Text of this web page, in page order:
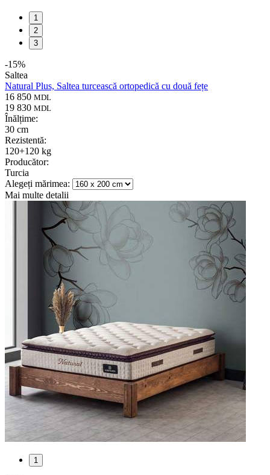
1
2
3
-15%
Saltea
Natural Plus, Saltea turcească ortopedică cu două fețe
16 850 MDL
19 830 MDL
Înălțime:
30 cm
Rezistentă:
120+120 kg
Producător:
Turcia
Alegeți mărimea:
Mai multe detalii
1